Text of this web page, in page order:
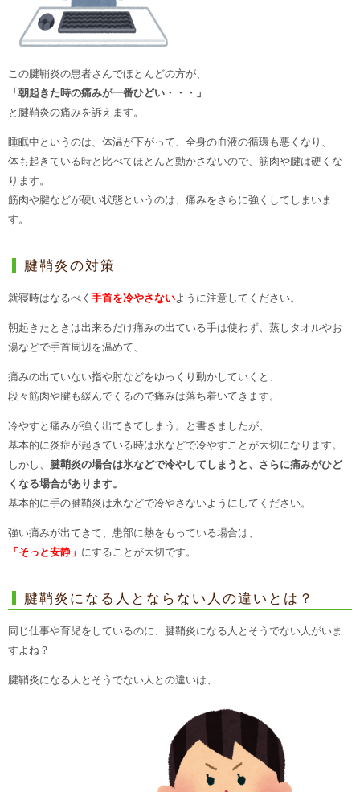
この腱鞘炎の患者さんでほとんどの方が、
「朝起きた時の痛みが一番ひどい・・・」
と腱鞘炎の痛みを訴えます。
睡眠中というのは、体温が下がって、全身の血液の循環も悪くなり、
体も起きている時と比べてほとんど動かさないので、筋肉や腱は硬くな
ります。
筋肉や腱などが硬い状態というのは、痛みをさらに強くしてしまいま
す。
腱鞘炎の対策
就寝時はなるべく 手首を冷やさないように注意してください。
朝起きたときは出来るだけ痛みの出ている手は使わず、蒸しタオルやお
湯などで手首周辺を温めて、
痛みの出ていない指や肘などをゆっくり動かしていくと、
段々筋肉や腱も緩んでくるので痛みは落ち着いてきます。
冷やすと痛みが強く出てきてしまう。と書きましたが、
基本的に炎症が起きている時は氷などで冷やすことが大切になります。
しかし、 腱鞘炎の場合は氷などで冷やしてしまうと、さらに痛みがひど
くなる場合があります。
基本的に手の腱鞘炎は氷などで冷やさないようにしてください。
強い痛みが出てきて、患部に熱をもっている場合は、
「そっと安静」 にすることが大切です。
腱鞘炎になる人とならない人の違いとは？
同じ仕事や育児をしているのに、腱鞘炎になる人とそうでない人がいま
すよね？
腱鞘炎になる人とそうでない人との違いは、